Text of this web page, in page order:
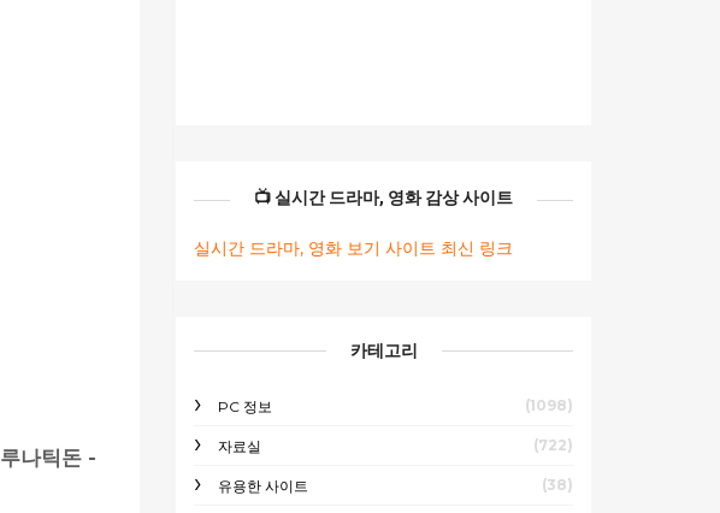
루나틱돈 -
📺 실시간 드라마, 영화 감상 사이트
실시간 드라마, 영화 보기 사이트 최신 링크
카테고리
PC 정보 (1098)
자료실 (722)
유용한 사이트 (38)